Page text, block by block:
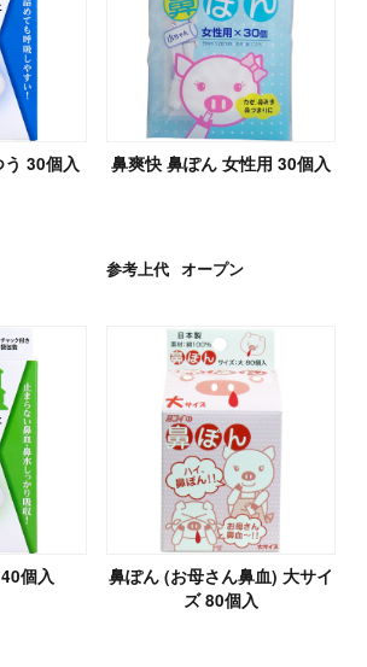
30個入 鼻爽快 鼻ぽん 女性用 30個入
参考上代 オープン
個入
鼻ぽん (お母さん鼻血) 大サイ
ズ 80個入